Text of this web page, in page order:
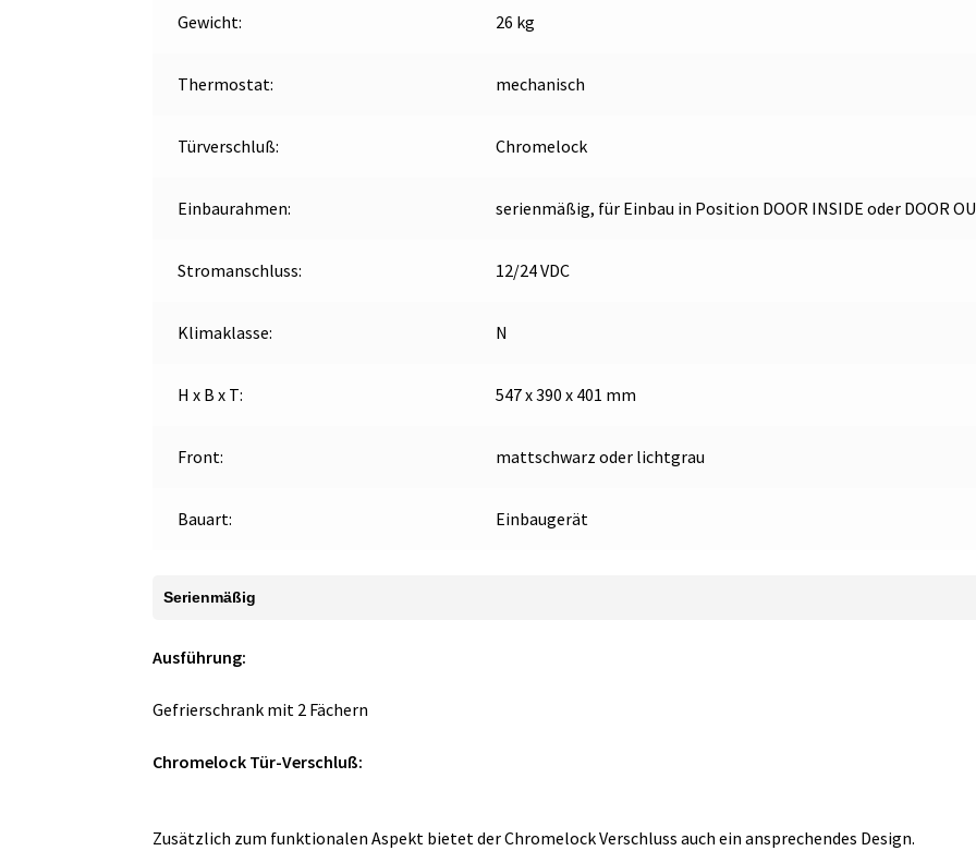
Gewicht: 26 kg
Thermostat: mechanisch
Türverschluß: Chromelock
Einbaurahmen: serienmäßig, für Einbau in Position DOOR INSIDE oder DOOR
Stromanschluss: 12/24 VDC
Klimaklasse: N
H x B x T: 547 x 390 x 401 mm
Front: mattschwarz oder lichtgrau
Bauart: Einbaugerät
Serienmäßig
Ausführung:
Gefrierschrank mit 2 Fächern
Chromelock Tür-Verschluß:
Zusätzlich zum funktionalen Aspekt bietet der Chromelock Verschluss auch ein ansprechendes Design.